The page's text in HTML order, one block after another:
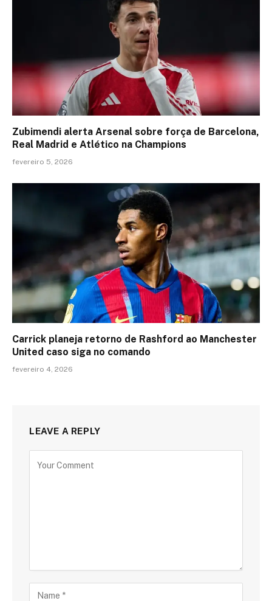
Zubimendi alerta Arsenal sobre força de Barcelona,
Real Madrid e Atlético na Champions
fevereiro 5, 2026
Carrick planeja retorno de Rashford ao Manchester
United caso siga no comando
fevereiro 4, 2026
LEAVE A REPLY